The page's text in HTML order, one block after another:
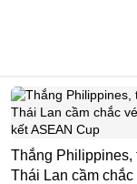
Thắng Philippines,
Thái Lan cầm chắc